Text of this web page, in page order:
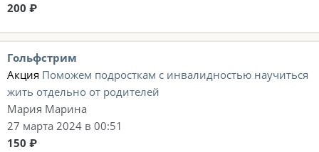
200 ₽
Гольфстрим
Акция Поможем подросткам с инвалидностью научиться
жить отдельно от родителей
Мария Марина
27 марта 2024 в 00:51
150 ₽